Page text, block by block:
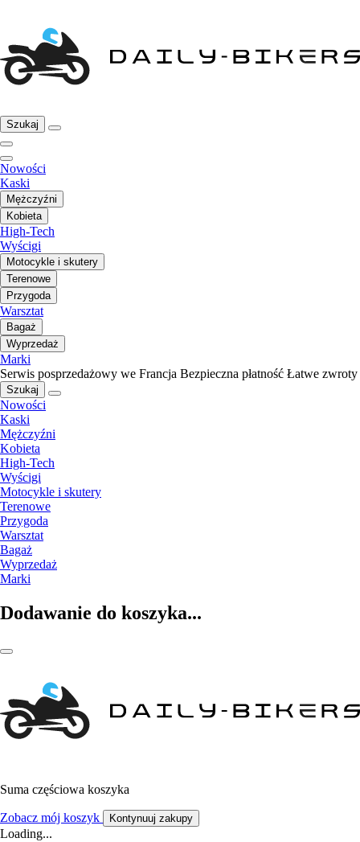
Szukaj
Nowości
Kaski
Mężczyźni
Kobieta
High-Tech
Wyścigi
Motocykle i skutery
Terenowe
Przygoda
Warsztat
Bagaż
Wyprzedaż
Marki
Serwis posprzedażowy we Francja Bezpieczna płatność Łatwe zwroty
Szukaj
Nowości
Kaski
Mężczyźni
Kobieta
High-Tech
Wyścigi
Motocykle i skutery
Terenowe
Przygoda
Warsztat
Bagaż
Wyprzedaż
Marki
Dodawanie do koszyka...
Suma częściowa koszyka
Zobacz mój koszyk Kontynuuj zakupy
Loading...